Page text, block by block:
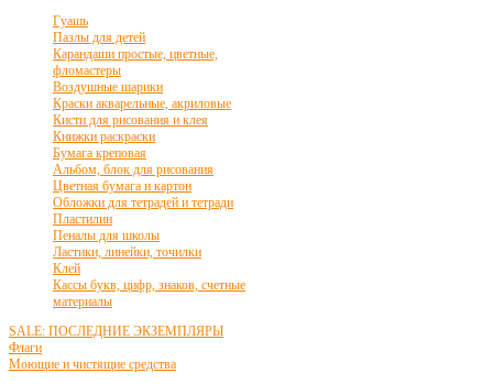
Гуашь
Пазлы для детей
Карандаши простые, цветные,
фломастеры
Воздушные шарики
Краски акварельные, акриловые
Кисти для рисования и клея
Книжки раскраски
Бумага креповая
Альбом, блок для рисования
Цветная бумага и картон
Обложки для тетрадей и тетради
Пластилин
Пеналы для школы
Ластики, линейки, точилки
Клей
Кассы букв, цифр, знаков, счетные
материалы
SALE: ПОСЛЕДНИЕ ЭКЗЕМПЛЯРЫ
Флаги
Моющие и чистящие средства